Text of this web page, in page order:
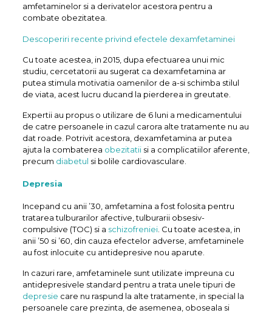
amfetaminelor si a derivatelor acestora pentru a
combate obezitatea.
Descoperiri recente privind efectele dexamfetaminei
Cu toate acestea, in 2015, dupa efectuarea unui mic
studiu, cercetatorii au sugerat ca dexamfetamina ar
putea stimula motivatia oamenilor de a-si schimba stilul
de viata, acest lucru ducand la pierderea in greutate.
Expertii au propus o utilizare de 6 luni a medicamentului
de catre persoanele in cazul carora alte tratamente nu au
dat roade. Potrivit acestora, dexamfetamina ar putea
ajuta la combaterea obezitatiisi a complicatiilor aferente,
precum diabetul si bolile cardiovasculare.
Depresia
Incepand cu anii ’30, amfetamina a fost folosita pentru
tratarea tulburarilor afective, tulburarii obsesiv-
compulsive (TOC) si a schizofreniei. Cu toate acestea, in
anii ’50 si ’60, din cauza efectelor adverse, amfetaminele
au fost inlocuite cu antidepresive nou aparute.
In cazuri rare, amfetaminele sunt utilizate impreuna cu
antidepresivele standard pentru a trata unele tipuri de
depresie care nu raspund la alte tratamente, in special la
persoanele care prezinta, de asemenea, oboseala si